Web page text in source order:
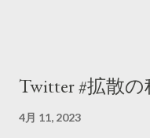
Twitter #拡散の
4月 11, 2023